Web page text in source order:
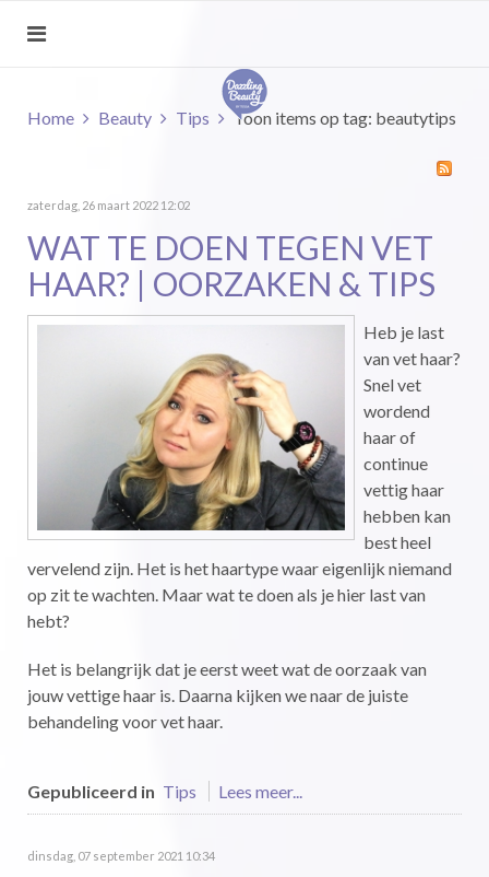
Home Beauty Tips Toon items op tag: beautytips
zaterdag, 26 maart 2022 12:02
WAT TE DOEN TEGEN VET
HAAR? | OORZAKEN & TIPS
Heb je last
van vet haar?
Snel vet
wordend
haar of
continue
vettig haar
hebben kan
best heel
vervelend zijn. Het is het haartype waar eigenlijk niemand
op zit te wachten. Maar wat te doen als je hier last van
hebt?
Het is belangrijk dat je eerst weet wat de oorzaak van
jouw vettige haar is. Daarna kijken we naar de juiste
behandeling voor vet haar.
Gepubliceerd in Tips Lees meer...
dinsdag, 07 september 2021 10:34